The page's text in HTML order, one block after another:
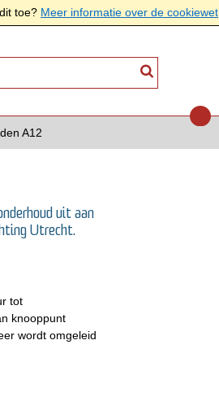
toe? Meer informatie over de cookiewet
A12
uit aan
Utrecht.
tot
knooppunt
wordt omgeleid